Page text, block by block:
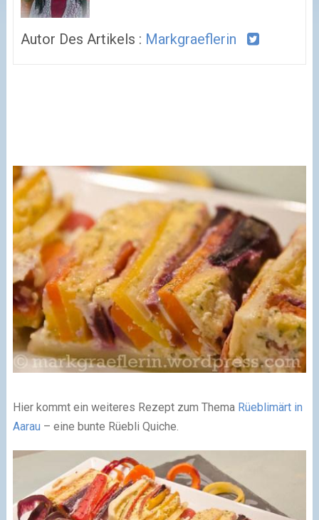
Autor Des Artikels : Markgraeflerin
Hier kommt ein weiteres Rezept zum Thema Rüeblimärt in
Aarau – eine bunte Rüebli Quiche.